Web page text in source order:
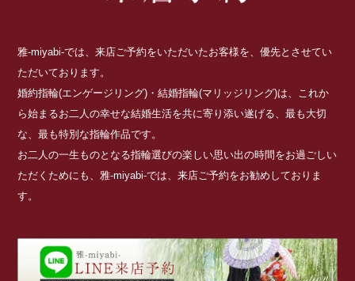
雅-miyabi-では、来店ご予約をいただいたお客様を、優先とさせてい
ただいております。
婚約指輪(エンゲージリング)・結婚指輪(マリッジリング)は、これか
ら始まるお二人の幸せな結婚生活を共に寄り添い遂げる、最も大切
な、最も特別な指輪作品です。
お二人の一生ものとなる指輪選びの楽しい思い出の時間をお過ごしい
ただくためにも、雅-miyabi-では、来店ご予約をお勧めしておりま
す。